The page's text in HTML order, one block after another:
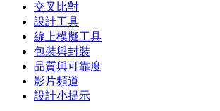
交叉比對
設計工具
線上模擬工具
包裝與封裝
品質與可靠度
影片頻道
設計小提示